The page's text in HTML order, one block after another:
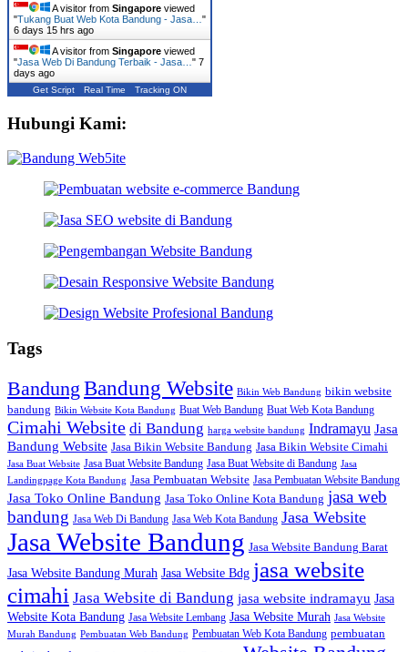
A visitor from Singapore viewed
"Tukang Buat Web Kota Bandung - Jasa… "
6 days 15 hrs ago
A visitor from Singapore viewed
"Jasa Web Di Bandung Terbaik - Jasa… " 7
days ago
Get Script Real Time Tracking ON
Hubungi Kami:
Tags
Bandung Bandung Website Bikin Web Bandung bikin website
bandung Bikin Website Kota Bandung Buat Web Bandung Buat Web Kota Bandung
Cimahi Website di Bandung harga website bandung Indramayu Jasa
Bandung Website Jasa Bikin Website Bandung Jasa Bikin Website Cimahi
Jasa Buat Website Jasa Buat Website Bandung Jasa Buat Website di Bandung Jasa
Landingpage Kota Bandung Jasa Pembuatan Website Jasa Pembuatan Website Bandung
Jasa Toko Online Bandung Jasa Toko Online Kota Bandung jasa web
bandung Jasa Web Di Bandung Jasa Web Kota Bandung Jasa Website
Jasa Website Bandung Jasa Website Bandung Barat
Jasa Website Bandung Murah Jasa Website Bdg jasa website
cimahi Jasa Website di Bandung jasa website indramayu Jasa
Website Kota Bandung Jasa Website Lembang Jasa Website Murah Jasa Website
Murah Bandung Pembuatan Web Bandung Pembuatan Web Kota Bandung pembuatan